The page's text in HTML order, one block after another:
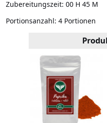
Zubereitungszeit: 00 H 45 M
Portionsanzahl: 4 Portionen